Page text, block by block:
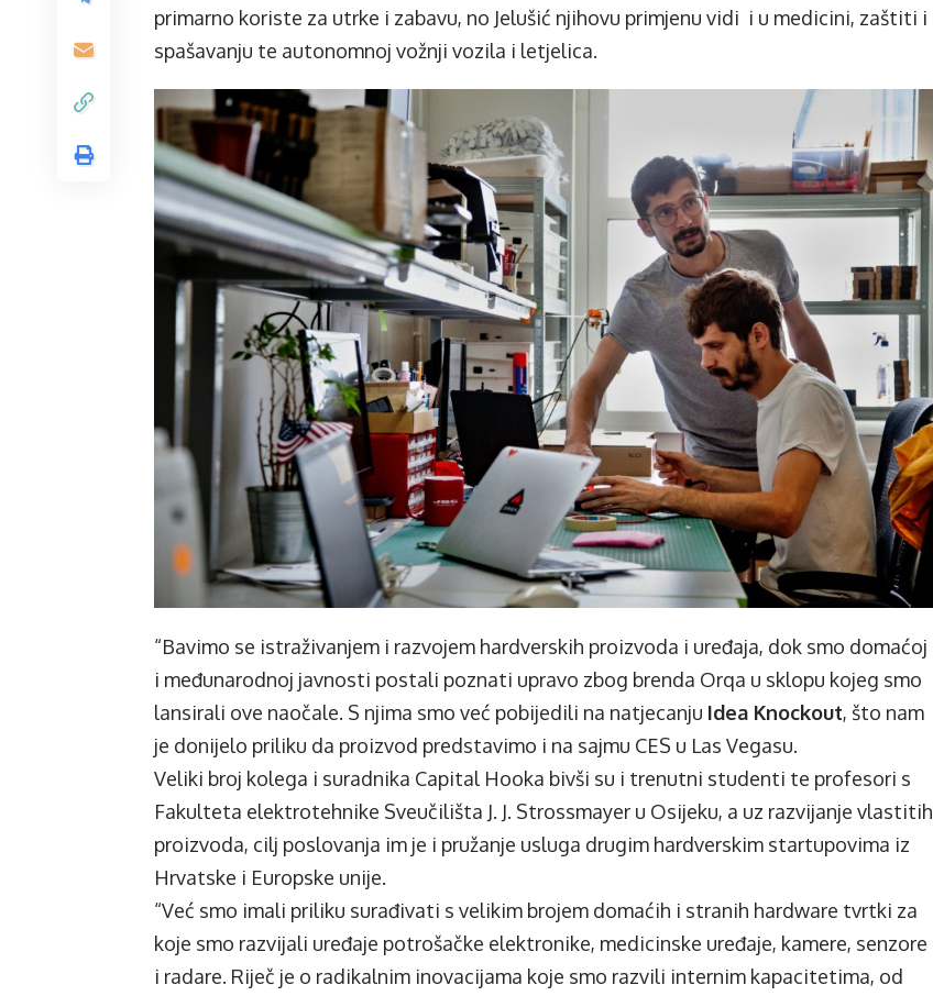
primarno koriste za utrke i zabavu, no Jelušić njihovu primjenu vidi i u medicini, zaštiti i
spašavanju te autonomnoj vožnji vozila i letjelica.
“Bavimo se istraživanjem i razvojem hardverskih proizvoda i uređaja, dok smo domaćoj
i međunarodnoj javnosti postali poznati upravo zbog brenda Orqa u sklopu kojeg smo
lansirali ove naočale. S njima smo već pobijedili na natjecanju Idea Knockout, što nam
je donijelo priliku da proizvod predstavimo i na sajmu CES u Las Vegasu.
Veliki broj kolega i suradnika Capital Hooka bivši su i trenutni studenti te profesori s
Fakulteta elektrotehnike Sveučilišta J. J. Strossmayer u Osijeku, a uz razvijanje vlastitih
proizvoda, cilj poslovanja im je i pružanje usluga drugim hardverskim startupovima iz
Hrvatske i Europske unije.
“Već smo imali priliku surađivati s velikim brojem domaćih i stranih hardware tvrtki za
koje smo razvijali uređaje potrošačke elektronike, medicinske uređaje, kamere, senzore
i radare. Riječ je o radikalnim inovacijama koje smo razvili internim kapacitetima, od